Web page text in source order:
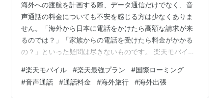
海外への渡航を計画する際、データ通信だけでなく、音
声通話の料金についても不安を感じる方は少なくありま
せん。「海外から日本に電話をかけたら高額な請求が来
るのでは？」「家族からの電話を受けたら料金がかかる
の？」といった疑問は尽きないものです。 楽天モバイル
ビスにおいて、データ通信だけでなく音声通話において
もユニークな料金体系を提供しています。これを正しく
理解することで、海外での通話料金に関する不安を解消
#楽天モバイル #楽天最強プラン #国際ローミング
#音声通話 #通話料金 #海外旅行 #海外出張